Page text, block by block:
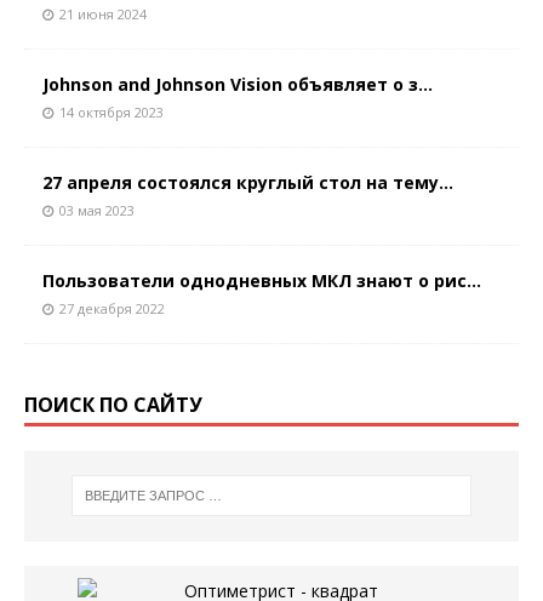
21 июня 2024
Johnson and Johnson Vision объявляет о з...
14 октября 2023
27 апреля состоялся круглый стол на тему...
03 мая 2023
Пользователи однодневных МКЛ знают о рис...
27 декабря 2022
ПОИСК ПО САЙТУ